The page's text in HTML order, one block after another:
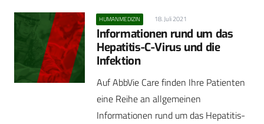
HUMANMEDIZIN 18. Juli 2021
Informationen rund um das
Hepatitis-C-Virus und die
Infektion
Auf AbbVie Care finden Ihre Patienten
eine Reihe an allgemeinen
Informationen rund um das Hepatitis-